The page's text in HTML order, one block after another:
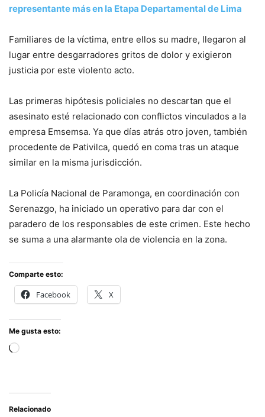
representante más en la Etapa Departamental de Lima
Familiares de la víctima, entre ellos su madre, llegaron al
lugar entre desgarradores gritos de dolor y exigieron
justicia por este violento acto.
Las primeras hipótesis policiales no descartan que el
asesinato esté relacionado con conflictos vinculados a la
empresa Emsemsa. Ya que días atrás otro joven, también
procedente de Pativilca, quedó en coma tras un ataque
similar en la misma jurisdicción.
La Policía Nacional de Paramonga, en coordinación con
Serenazgo, ha iniciado un operativo para dar con el
paradero de los responsables de este crimen. Este hecho
se suma a una alarmante ola de violencia en la zona.
Comparte esto:
Facebook X
Me gusta esto:
Cargando...
Relacionado